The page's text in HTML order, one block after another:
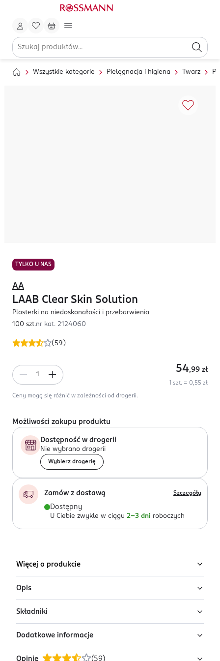
Wszystkie kategorie Pielęgnacja i higiena Twarz
TYLKO U NAS
( 59 )
AA
LAAB Clear Skin Solution
Plasterki na niedoskonałości i przebarwienia
100 szt.nr kat. 2124060
54,99 zł
1 szt. = 0,55 zł
Ceny mogą się różnić w zależności od drogerii.
Możliwości zakupu produktu
Dostępność w drogerii
Nie wybrano drogerii
Wybierz drogerię
Zamów z dostawą Szczegóły
Dostępny
U Ciebie zwykle w ciągu 2-3 dni roboczych
Więcej o produkcie
Opis
AA LAAB Clear Skin Solution to zaawansowany program
pielęgnacyjny nowej generacji, który synchronicznie
odbudowuje barierę hydrolipidową skóry oraz
eliminuje jej kluczowe dysfunkcje tj: reaktywność,
Składniki
Ingredients: CELLULOSE GUM, HYDROGENATED
POLY(C6-14 OLEFIN), STYRENE/ISOPRENE COPOLYMER,
Dodatkowe informacje
Opinie (59)